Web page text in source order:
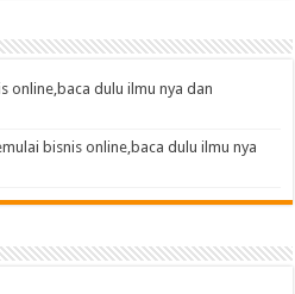
online,baca dulu ilmu nya dan
bisnis online,baca dulu ilmu nya